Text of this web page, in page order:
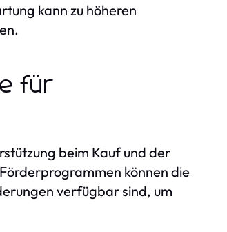
kann zu höheren
für
beim Kauf und der
können die
verfügbar sind, um